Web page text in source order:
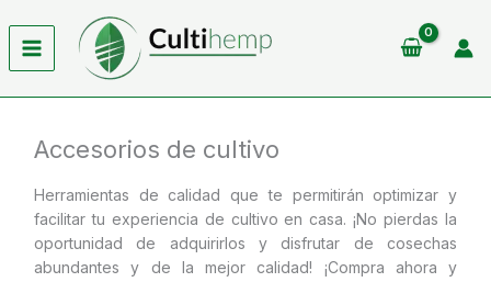
contenido
Accesorios de cultivo
Herramientas de calidad que te permitirán optimizar y
facilitar tu experiencia de cultivo en casa. ¡No pierdas la
oportunidad de adquirirlos y disfrutar de cosechas
abundantes y de la mejor calidad! ¡Compra ahora y